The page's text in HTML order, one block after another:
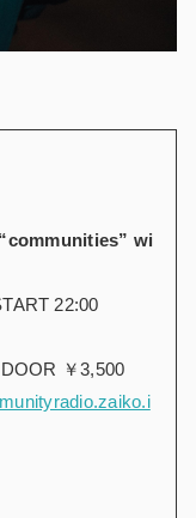
wi
22:00
￥3,500